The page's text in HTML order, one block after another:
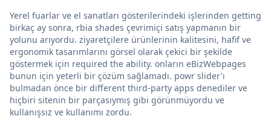
Yerel fuarlar ve el sanatları gösterilerindeki işlerinden getting
birkaç ay sonra, rbia shades çevrimiçi satış yapmanın bir
yolunu arıyordu. ziyaretçilere ürünlerinin kalitesini, hafif ve
ergonomik tasarımlarını görsel olarak çekici bir şekilde
göstermek için required the ability. onların eBizWebpages
bunun için yeterli bir çözüm sağlamadı. powr slider'ı
bulmadan önce bir different third-party apps denediler ve
hiçbiri sitenin bir parçasıymış gibi görünmüyordu ve
kullanışsız ve kullanımı zordu.